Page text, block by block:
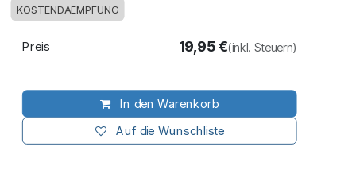
KOSTENDAEMPFUNG
In den Warenkorb
Auf die Wunschliste
Preis 19,95€(inkl. Steuern)